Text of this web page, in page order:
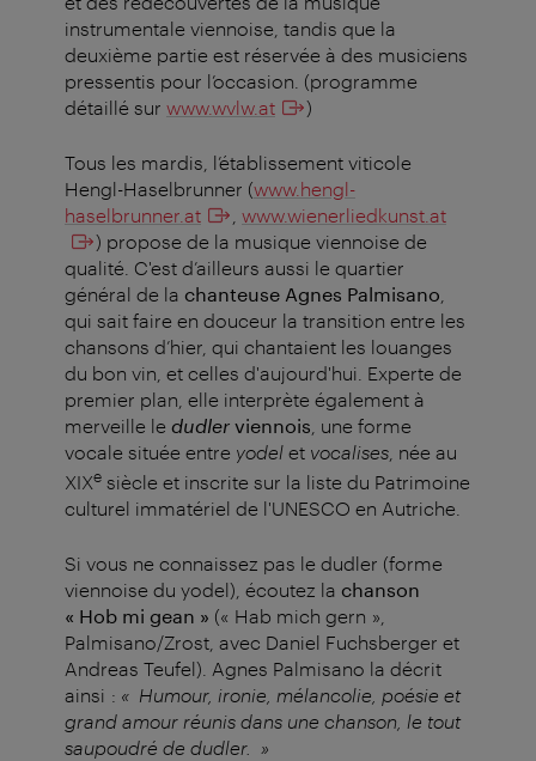
instrumentale viennoise, tandis que la
deuxième partie est réservée à des musiciens
pressentis pour l’occasion. (programme
détaillé sur www.wvlw.at )
Tous les mardis, l’établissement viticole
Hengl-Haselbrunner (www.hengl-
haselbrunner.at
www.wienerliedkunst.at
) propose de la musique viennoise de
qualité. C'est d’ailleurs aussi le quartier
général de la chanteuse Agnes Palmisano
qui sait faire en douceur la transition entre les
chansons d’hier, qui chantaient les louanges
du bon vin, et celles d'aujourd'hui. Experte de
premier plan, elle interprète également à
merveille le dudler viennois , une forme
vocale située entre yodel et vocalises , née au
XIXe siècle et inscrite sur la liste du Patrimoine
culturel immatériel de l'UNESCO en Autriche.
Si vous ne connaissez pas le dudler (forme
viennoise du yodel), écoutez la chanson
« Hob mi gean » (« Hab mich gern »,
Palmisano/Zrost, avec Daniel Fuchsberger et
Andreas Teufel). Agnes Palmisano la décrit
ainsi : « Humour, ironie, mélancolie, poésie et
grand amour réunis dans une chanson, le tout
saupoudré de dudler. »